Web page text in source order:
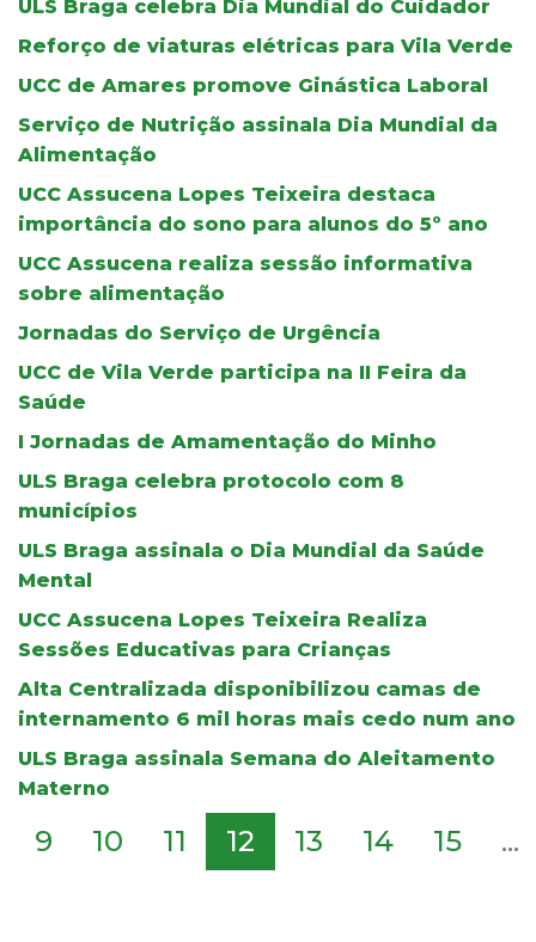
ULS Braga celebra Dia Mundial do Cuidador
Reforço de viaturas elétricas para Vila Verde
UCC de Amares promove Ginástica Laboral
Serviço de Nutrição assinala Dia Mundial da
Alimentação
UCC Assucena Lopes Teixeira destaca
importância do sono para alunos do 5º ano
UCC Assucena realiza sessão informativa
sobre alimentação
Jornadas do Serviço de Urgência
UCC de Vila Verde participa na II Feira da
Saúde
I Jornadas de Amamentação do Minho
ULS Braga celebra protocolo com 8
municípios
ULS Braga assinala o Dia Mundial da Saúde
Mental
UCC Assucena Lopes Teixeira Realiza
Sessões Educativas para Crianças
Alta Centralizada disponibilizou camas de
internamento 6 mil horas mais cedo num ano
ULS Braga assinala Semana do Aleitamento
Materno
9 10 11 12 13 14 15 ...